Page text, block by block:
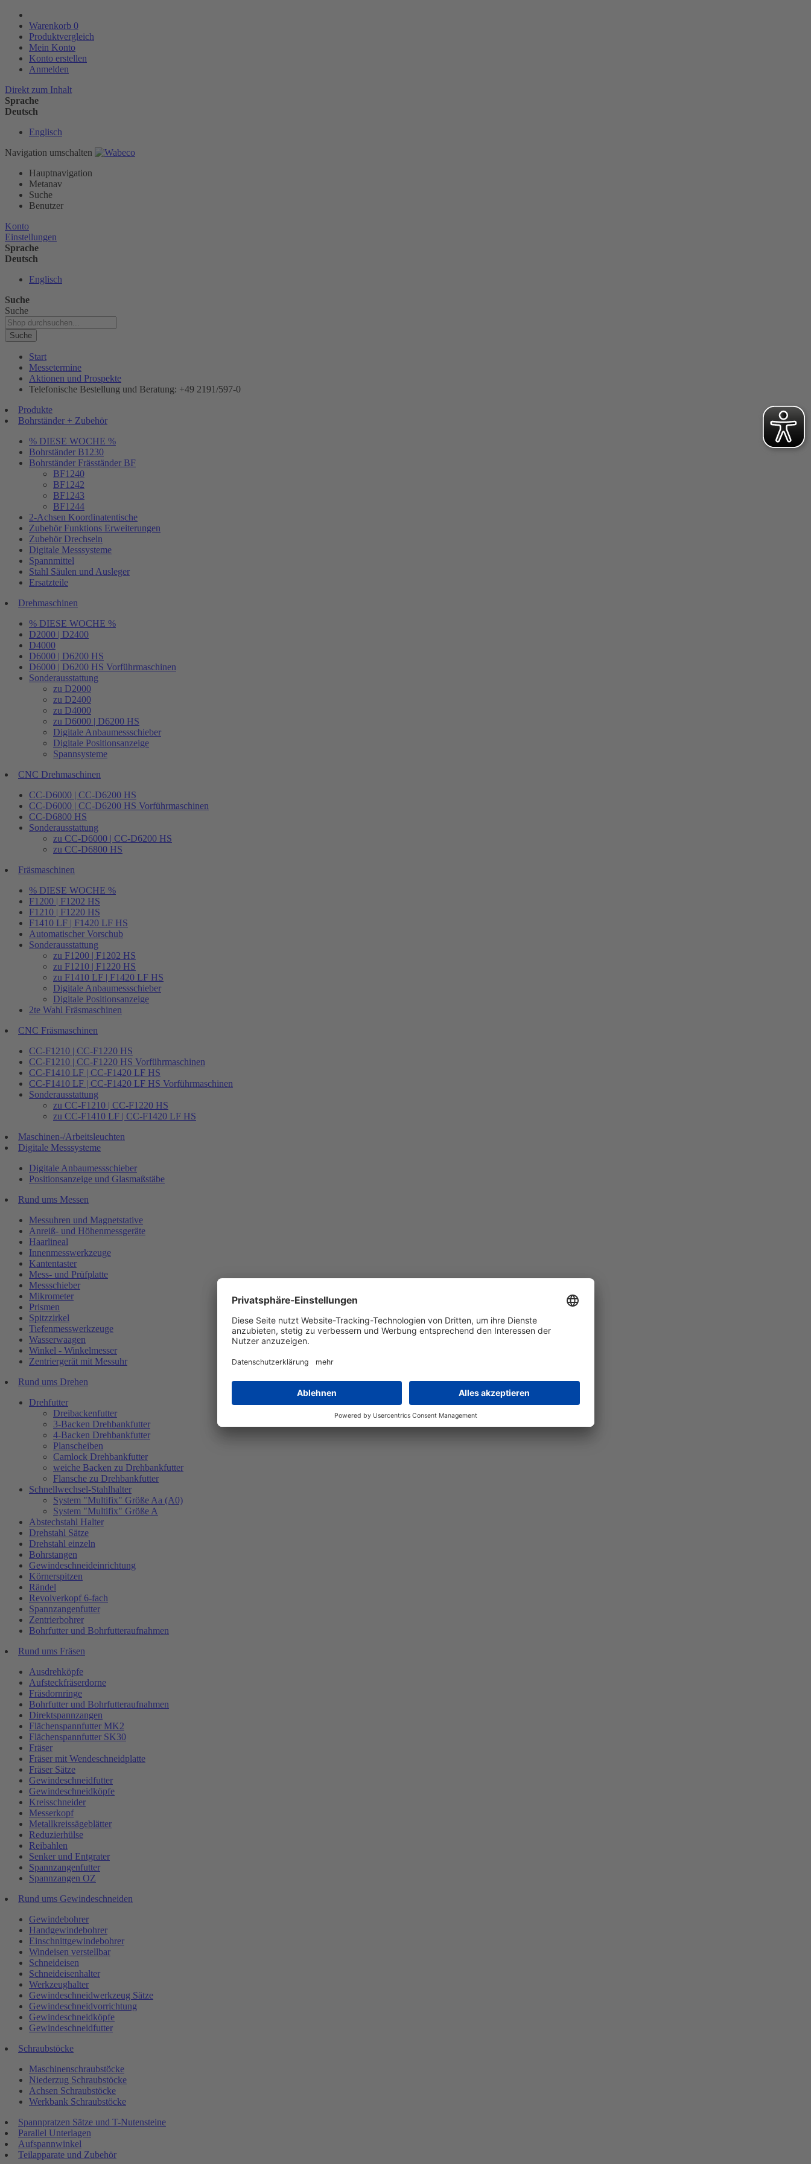
Warenkorb 0
Produktvergleich
Mein Konto
Konto erstellen
Anmelden
Direkt zum Inhalt
Sprache
Deutsch
Englisch
Navigation umschalten
Hauptnavigation
Metanav
Suche
Benutzer
Konto
Einstellungen
Sprache
Deutsch
Englisch
Suche
Suche
Suche
Start
Messetermine
Aktionen und Prospekte
Telefonische Bestellung und Beratung: +49 2191/597-0
Produkte
Bohrständer + Zubehör
% DIESE WOCHE %
Bohrständer B1230
Bohrständer Fräsständer BF
BF1240
BF1242
BF1243
BF1244
2-Achsen Koordinatentische
Zubehör Funktions Erweiterungen
Zubehör Drechseln
Digitale Messsysteme
Spannmittel
Stahl Säulen und Ausleger
Ersatzteile
Drehmaschinen
% DIESE WOCHE %
D2000 | D2400
D4000
D6000 | D6200 HS
D6000 | D6200 HS Vorführmaschinen
Sonderausstattung
zu D2000
zu D2400
zu D4000
zu D6000 | D6200 HS
Digitale Anbaumessschieber
Digitale Positionsanzeige
Spannsysteme
CNC Drehmaschinen
CC-D6000 | CC-D6200 HS
CC-D6000 | CC-D6200 HS Vorführmaschinen
CC-D6800 HS
Sonderausstattung
zu CC-D6000 | CC-D6200 HS
zu CC-D6800 HS
Fräsmaschinen
% DIESE WOCHE %
F1200 | F1202 HS
F1210 | F1220 HS
F1410 LF | F1420 LF HS
Automatischer Vorschub
Sonderausstattung
zu F1200 | F1202 HS
zu F1210 | F1220 HS
zu F1410 LF | F1420 LF HS
Digitale Anbaumessschieber
Digitale Positionsanzeige
2te Wahl Fräsmaschinen
CNC Fräsmaschinen
CC-F1210 | CC-F1220 HS
CC-F1210 | CC-F1220 HS Vorführmaschinen
CC-F1410 LF | CC-F1420 LF HS
CC-F1410 LF | CC-F1420 LF HS Vorführmaschinen
Sonderausstattung
zu CC-F1210 | CC-F1220 HS
zu CC-F1410 LF | CC-F1420 LF HS
Maschinen-/Arbeitsleuchten
Digitale Messsysteme
Digitale Anbaumessschieber
Positionsanzeige und Glasmaßstäbe
Rund ums Messen
Messuhren und Magnetstative
Anreiß- und Höhenmessgeräte
Haarlineal
Innenmesswerkzeuge
Kantentaster
Mess- und Prüfplatte
Messschieber
Mikrometer
Prismen
Spitzzirkel
Tiefenmesswerkzeuge
Wasserwaagen
Winkel - Winkelmesser
Zentriergerät mit Messuhr
Rund ums Drehen
Drehfutter
Dreibackenfutter
3-Backen Drehbankfutter
4-Backen Drehbankfutter
Planscheiben
Camlock Drehbankfutter
weiche Backen zu Drehbankfutter
Flansche zu Drehbankfutter
Schnellwechsel-Stahlhalter
System "Multifix" Größe Aa (A0)
System "Multifix" Größe A
Abstechstahl Halter
Drehstahl Sätze
Drehstahl einzeln
Bohrstangen
Gewindeschneideinrichtung
Körnerspitzen
Rändel
Revolverkopf 6-fach
Spannzangenfutter
Zentrierbohrer
Bohrfutter und Bohrfutteraufnahmen
Rund ums Fräsen
Ausdrehköpfe
Aufsteckfräserdorne
Fräsdornringe
Bohrfutter und Bohrfutteraufnahmen
Direktspannzangen
Flächenspannfutter MK2
Flächenspannfutter SK30
Fräser
Fräser mit Wendeschneidplatte
Fräser Sätze
Gewindeschneidfutter
Gewindeschneidköpfe
Kreisschneider
Messerkopf
Metallkreissägeblätter
Reduzierhülse
Reibahlen
Senker und Entgrater
Spannzangenfutter
Spannzangen OZ
Rund ums Gewindeschneiden
Gewindebohrer
Handgewindebohrer
Einschnittgewindebohrer
Windeisen verstellbar
Schneideisen
Schneideisenhalter
Werkzeughalter
Gewindeschneidwerkzeug Sätze
Gewindeschneidvorrichtung
Gewindeschneidköpfe
Gewindeschneidfutter
Schraubstöcke
Maschinenschraubstöcke
Niederzug Schraubstöcke
Achsen Schraubstöcke
Werkbank Schraubstöcke
Spannpratzen Sätze und T-Nutensteine
Parallel Unterlagen
Aufspannwinkel
Teilapparate und Zubehör